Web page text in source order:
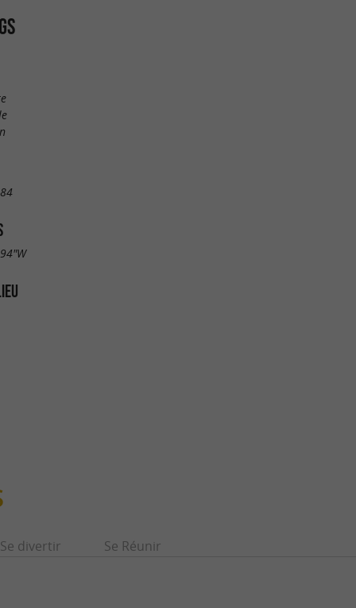
Se divertir Se Réunir